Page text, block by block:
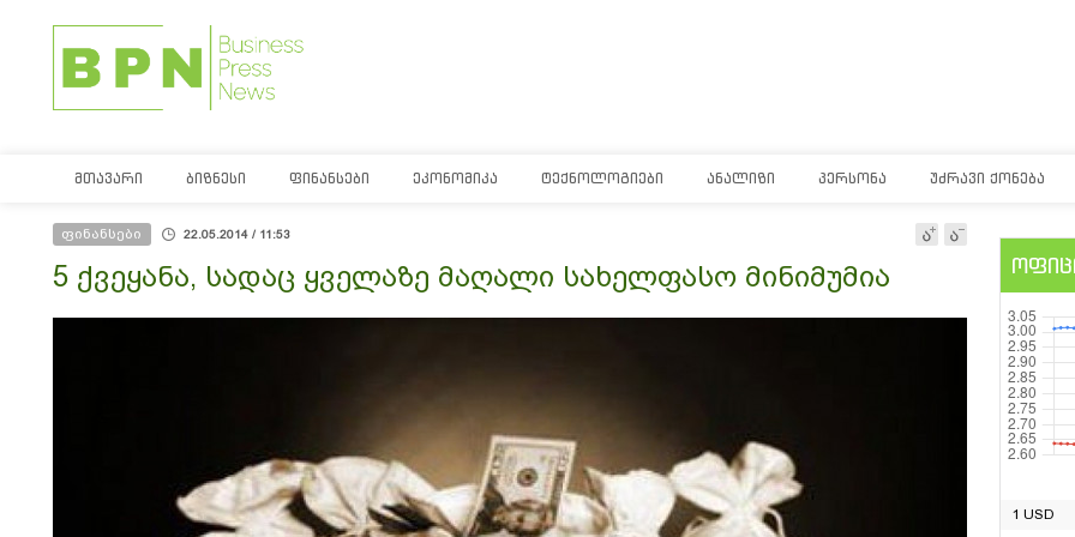
ᲛᲗᲐᲕᲐᲠᲘ ᲑᲘᲖᲜᲔᲡᲘ ᲤᲘᲜᲐᲜᲡᲔᲑᲘ ᲔᲙᲝᲜᲝᲛᲘᲙᲐ ᲢᲔᲥᲜᲝᲚᲝᲒᲘᲔᲑᲘ ᲐᲜᲐᲚᲘᲖᲘ ᲞᲔᲠᲡᲝᲜᲐ ᲣᲫᲠᲐᲕᲘ ᲥᲝᲜᲔᲑᲐ
ფინანსები 22.05.2014 / 11:53
5 ქვეყანა, სადაც ყველაზე მაღალი სახელფასო მინიმუმია
1 USD